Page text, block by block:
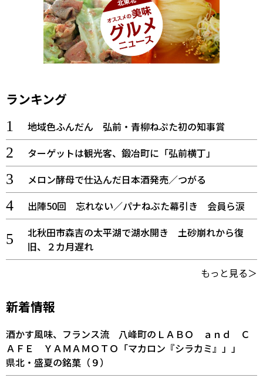
ランキング
地域色ふんだん 弘前・青柳ねぷた初の知事賞
ターゲットは観光客、鍛冶町に「弘前横丁」
メロン酵母で仕込んだ日本酒発売／つがる
出陣50回 忘れない／パナねぶた幕引き 会員ら涙
北秋田市森吉の太平湖で湖水開き 土砂崩れから復
旧、２カ月遅れ
もっと見る＞
新着情報
酒かす風味、フランス流 八峰町のＬＡＢＯ ａｎｄ Ｃ
ＡＦＥ ＹＡＭＡＭＯＴＯ「マカロン『シラカミ』」」
県北・盛夏の銘菓（９）